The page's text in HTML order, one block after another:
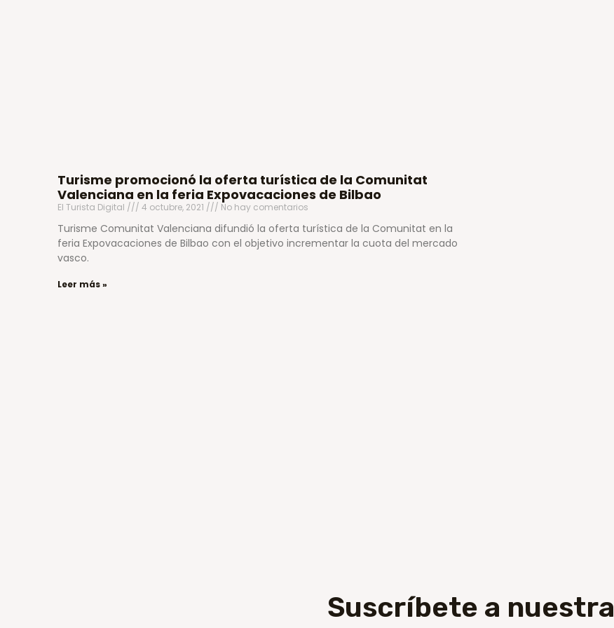
Turisme promocionó la oferta turística de la Comunitat
Valenciana en la feria Expovacaciones de Bilbao
El Turista Digital 4 octubre, 2021 No hay comentarios
Turisme Comunitat Valenciana difundió la oferta turística de la Comunitat en la
feria Expovacaciones de Bilbao con el objetivo incrementar la cuota del mercado
vasco.
Leer más »
Suscríbete a nuestra